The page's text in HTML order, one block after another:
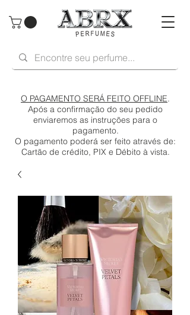
O PAGAMENTO SERÁ FEITO OFFLINE.
Após a confirmação do seu pedido
enviaremos as instruções para o
pagamento.
O pagamento poderá ser feito através de:
Cartão de crédito, PIX e Débito à vista.